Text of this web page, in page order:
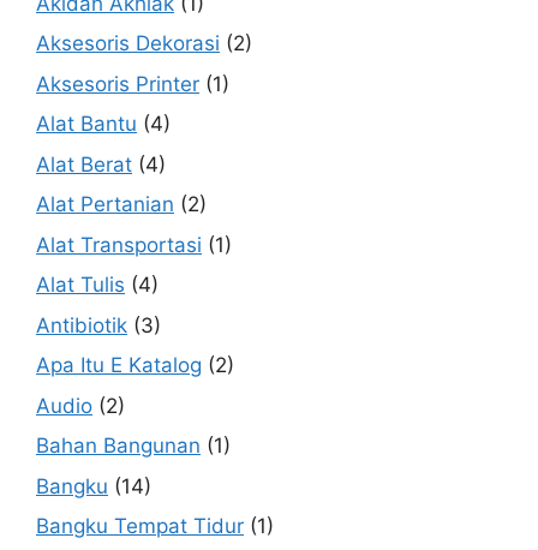
Aksesoris Dekorasi (2)
Aksesoris Printer (1)
Alat Bantu (4)
Alat Berat (4)
Alat Pertanian (2)
Alat Transportasi (1)
Alat Tulis (4)
Antibiotik (3)
Apa Itu E Katalog (2)
Audio (2)
Bahan Bangunan (1)
Bangku (14)
Bangku Tempat Tidur (1)